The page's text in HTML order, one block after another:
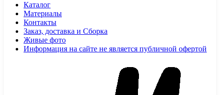
Каталог
Материалы
Контакты
Заказ, доставка и Сборка
Живые фото
Информация на сайте не является публичной офертой